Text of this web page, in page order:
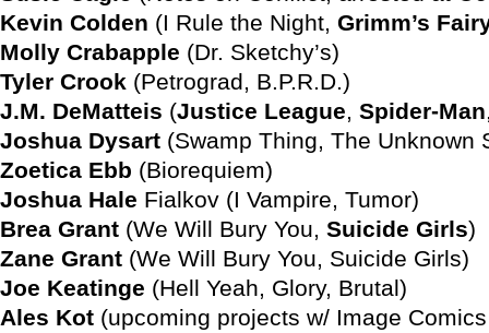
Kevin Colden (I Rule the Night, Grimm’s
Molly Crabapple (Dr. Sketchy’s)
Tyler Crook (Petrograd, B.P.R.D.)
J.M. DeMatteis (Justice League, Spider-Man
Joshua Dysart (Swamp Thing, The Unknown
Zoetica Ebb (Biorequiem)
Joshua Hale Fialkov (I Vampire, Tumor)
Brea Grant (We Will Bury You, Suicide Girls)
Zane Grant (We Will Bury You, Suicide Girls)
Joe Keatinge (Hell Yeah, Glory, Brutal)
Ales Kot (upcoming projects w/ Image